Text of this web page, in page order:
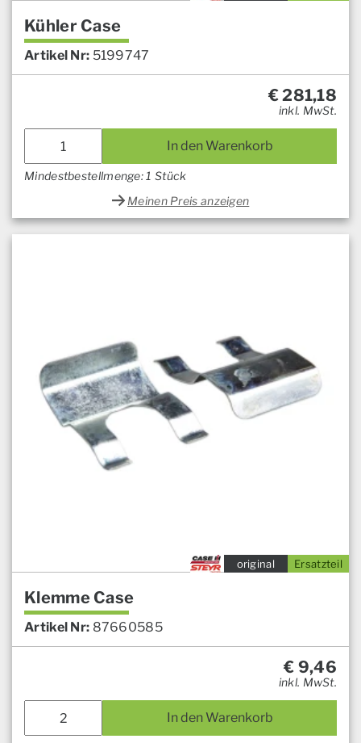
Kühler Case
Artikel Nr: 5199747
€281,18
inkl. MwSt.
In den Warenkorb
Mindestbestellmenge: 1 Stück
Meinen Preis anzeigen
Ersatzteil
original
Klemme Case
Artikel Nr: 87660585
€ 9,46
inkl. MwSt.
In den Warenkorb